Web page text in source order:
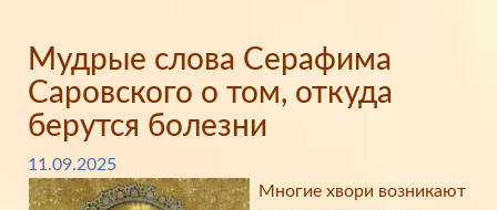
Мудрые слова Серафима
Саровского о том, откуда
берутся болезни
11.09.2025
Многие хвори возникают